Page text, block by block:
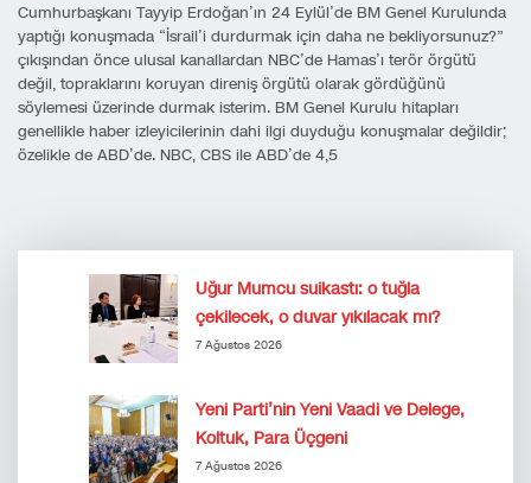
Cumhurbaşkanı Tayyip Erdoğan’ın 24 Eylül’de BM Genel Kurulunda
yaptığı konuşmada “İsrail’i durdurmak için daha ne bekliyorsunuz?”
çıkışından önce ulusal kanallardan NBC’de Hamas’ı terör örgütü
değil, topraklarını koruyan direniş örgütü olarak gördüğünü
söylemesi üzerinde durmak isterim. BM Genel Kurulu hitapları
genellikle haber izleyicilerinin dahi ilgi duyduğu konuşmalar değildir;
özelikle de ABD’de. NBC, CBS ile ABD’de 4,5
Uğur Mumcu suikastı: o tuğla
çekilecek, o duvar yıkılacak mı?
7 Ağustos 2026
Yeni Parti’nin Yeni Vaadi ve Delege,
Koltuk, Para Üçgeni
7 Ağustos 2026